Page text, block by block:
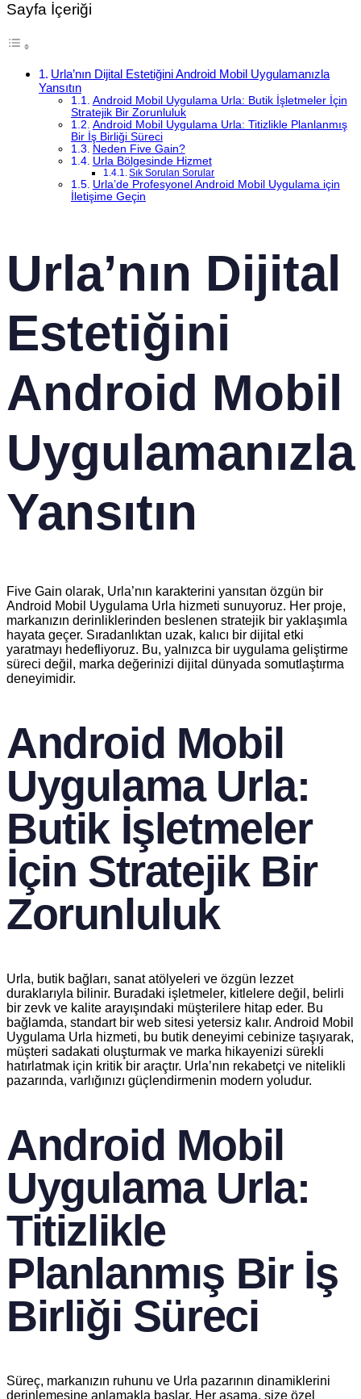
Sayfa İçeriği
Urla’nın Dijital Estetiğini Android Mobil Uygulamanızla
Yansıtın
Android Mobil Uygulama Urla: Butik İşletmeler İçin
Stratejik Bir Zorunluluk
Android Mobil Uygulama Urla: Titizlikle Planlanmış
Bir İş Birliği Süreci
Neden Five Gain?
Urla Bölgesinde Hizmet
Sık Sorulan Sorular
Urla’de Profesyonel Android Mobil Uygulama için
İletişime Geçin
Urla’nın Dijital
Estetiğini
Android Mobil
Uygulamanızla
Yansıtın
Five Gain olarak, Urla’nın karakterini yansıtan özgün bir
Android Mobil Uygulama Urla hizmeti sunuyoruz. Her proje,
markanızın derinliklerinden beslenen stratejik bir yaklaşımla
hayata geçer. Sıradanlıktan uzak, kalıcı bir dijital etki
yaratmayı hedefliyoruz. Bu, yalnızca bir uygulama geliştirme
süreci değil, marka değerinizi dijital dünyada somutlaştırma
deneyimidir.
Android Mobil
Uygulama Urla:
Butik İşletmeler
İçin Stratejik Bir
Zorunluluk
Urla, butik bağları, sanat atölyeleri ve özgün lezzet
duraklarıyla bilinir. Buradaki işletmeler, kitlelere değil, belirli
bir zevk ve kalite arayışındaki müşterilere hitap eder. Bu
bağlamda, standart bir web sitesi yetersiz kalır. Android Mobil
Uygulama Urla hizmeti, bu butik deneyimi cebinize taşıyarak,
müşteri sadakati oluşturmak ve marka hikayenizi sürekli
hatırlatmak için kritik bir araçtır. Urla’nın rekabetçi ve nitelikli
pazarında, varlığınızı güçlendirmenin modern yoludur.
Android Mobil
Uygulama Urla:
Titizlikle
Planlanmış Bir İş
Birliği Süreci
Süreç, markanızın ruhunu ve Urla pazarının dinamiklerini
derinlemesine anlamakla başlar. Her aşama, size özel